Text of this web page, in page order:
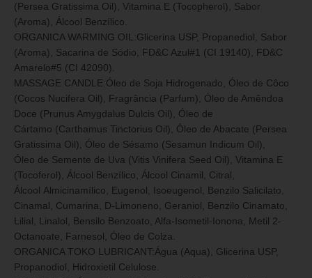
(Persea Gratissima Oil), Vitamina E (Tocopherol), Sabor
(Aroma), Álcool Benzílico.
ORGANICA WARMING OIL:Glicerina USP, Propanediol, Sabor
(Aroma), Sacarina de Sódio, FD&C Azul#1 (CI 19140), FD&C
Amarelo#5 (CI 42090).
MASSAGE CANDLE:Óleo de Soja Hidrogenado, Óleo de Côco
(Cocos Nucifera Oil), Fragrância (Parfum), Óleo de Amêndoa
Doce (Prunus Amygdalus Dulcis Oil), Óleo de
Cártamo (Carthamus Tinctorius Oil), Óleo de Abacate (Persea
Gratissima Oil), Óleo de Sésamo (Sesamun Indicum Oil),
Óleo de Semente de Uva (Vitis Vinifera Seed Oil), Vitamina E
(Tocoferol), Álcool Benzílico, Álcool Cinamil, Citral,
Álcool Almicinamílico, Eugenol, Isoeugenol, Benzilo Salicilato,
Cinamal, Cumarina, D-Limoneno, Geraniol, Benzilo Cinamato,
Lilial, Linalol, Bensilo Benzoato, Alfa-Isometil-Ionona, Metil 2-
Octanoate, Farnesol, Óleo de Colza.
ORGANICA TOKO LUBRICANT:Água (Aqua), Glicerina USP,
Propanodiol, Hidroxietil Celulose.